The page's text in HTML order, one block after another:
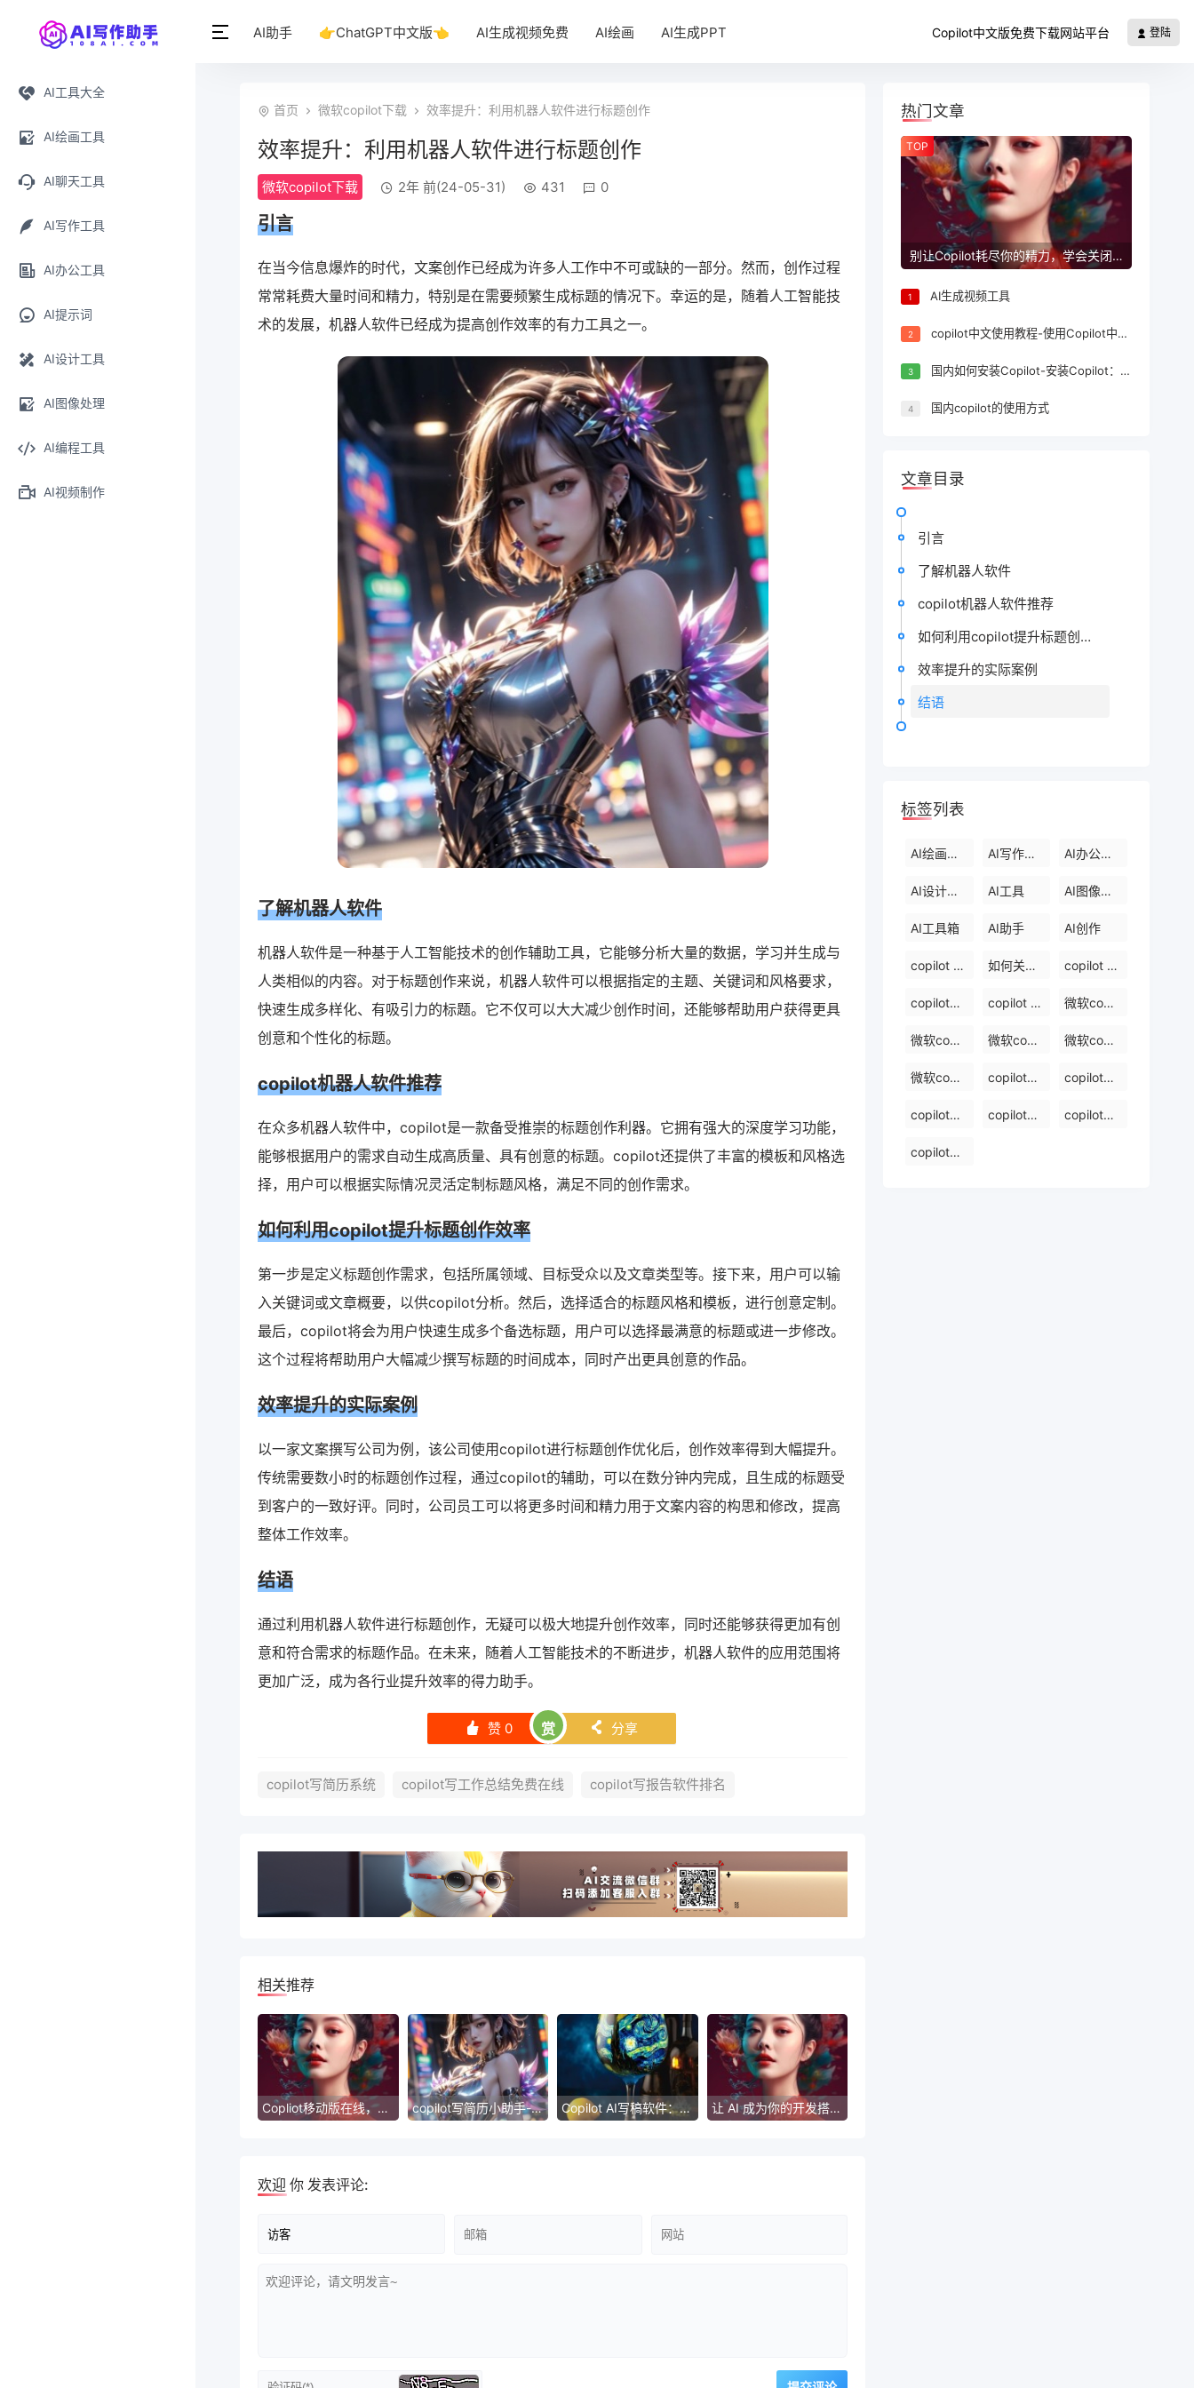
AI工具大全
AI绘画工具
AI聊天工具
AI写作工具
AI办公工具
AI提示词
AI设计工具
AI图像处理
AI编程工具
AI视频制作
AI助手 👉ChatGPT中文版👈 AI生成视频免费 AI绘画 AI生成PPT Copilot中文版免费下载网站平台 登陆
首页 微软copilot下载 效率提升：利用机器人软件进行标题创作
效率提升：利用机器人软件进行标题创作
微软copilot下载 2年 前(24-05-31) 431 0
引言
在当今信息爆炸的时代，文案创作已经成为许多人工作中不可或缺的一部分。然而，创作过程
常常耗费大量时间和精力，特别是在需要频繁生成标题的情况下。幸运的是，随着人工智能技
术的发展，机器人软件已经成为提高创作效率的有力工具之一。
了解机器人软件
机器人软件是一种基于人工智能技术的创作辅助工具，它能够分析大量的数据，学习并生成与
人类相似的内容。对于标题创作来说，机器人软件可以根据指定的主题、关键词和风格要求，
快速生成多样化、有吸引力的标题。它不仅可以大大减少创作时间，还能够帮助用户获得更具
创意和个性化的标题。
copilot机器人软件推荐
在众多机器人软件中，copilot是一款备受推崇的标题创作利器。它拥有强大的深度学习功能，
能够根据用户的需求自动生成高质量、具有创意的标题。copilot还提供了丰富的模板和风格选
择，用户可以根据实际情况灵活定制标题风格，满足不同的创作需求。
如何利用copilot提升标题创作效率
第一步是定义标题创作需求，包括所属领域、目标受众以及文章类型等。接下来，用户可以输
入关键词或文章概要，以供copilot分析。然后，选择适合的标题风格和模板，进行创意定制。
最后，copilot将会为用户快速生成多个备选标题，用户可以选择最满意的标题或进一步修改。
这个过程将帮助用户大幅减少撰写标题的时间成本，同时产出更具创意的作品。
效率提升的实际案例
以一家文案撰写公司为例，该公司使用copilot进行标题创作优化后，创作效率得到大幅提升。
传统需要数小时的标题创作过程，通过copilot的辅助，可以在数分钟内完成，且生成的标题受
到客户的一致好评。同时，公司员工可以将更多时间和精力用于文案内容的构思和修改，提高
整体工作效率。
结语
通过利用机器人软件进行标题创作，无疑可以极大地提升创作效率，同时还能够获得更加有创
意和符合需求的标题作品。在未来，随着人工智能技术的不断进步，机器人软件的应用范围将
更加广泛，成为各行业提升效率的得力助手。
󰄼 赞 0 赏 󰄯 分享
copilot写简历系统 copilot写工作总结免费在线 copilot写报告软件排名
相关推荐
Copliot移动版在线，优化你的标题 copilot写简历小助手-熟练技能和卓越经历，助您脱颖而出 Copilot AI写稿软件：带你进入智能写作新时代 让 AI 成为你的开发搭档: Copilot 官网在线版
欢迎 你 发表评论:
热门文章
TOP
别让Copilot耗尽你的精力，学会关闭它
1 AI生成视频工具
2 copilot中文使用教程-使用Copilot中文：快速上手指南
3 国内如何安装Copilot-安装Copilot：国内详细安装指南
4 国内copilot的使用方式
文章目录
引言
了解机器人软件
copilot机器人软件推荐
如何利用copilot提升标题创作效率
效率提升的实际案例
结语
标签列表
AI绘画工具 AI写作工具 AI办公工具
AI设计工具 AI工具 AI图像处理
AI工具箱 AI助手 AI创作
copilot 中文版 如何关闭windows 中的 copilot copilot 官网下载
copilot的官方网站 copilot 中文 微软copilot登录
微软copilot官网 微软copilot免费在线 微软copilot下载官网
微软copilot官网免费在线 copilot免费版 copilot官网下载
copilot官网入口 copilot写报告镜像 copilot写报告免费软件排名
copilot写报告免费在线